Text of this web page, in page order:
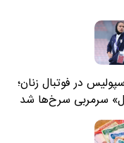
در فوتبال زنان؛
سرمربی سرخ‌ها شد